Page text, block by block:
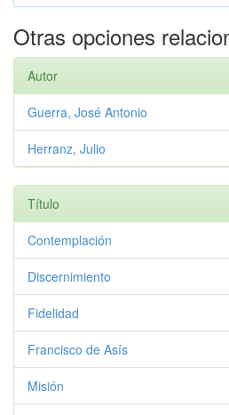
Otras opciones
Autor
Guerra, José Antonio
Herranz, Julio
Título
Contemplación
Discernimiento
Fidelidad
Francisco de Asís
Misión